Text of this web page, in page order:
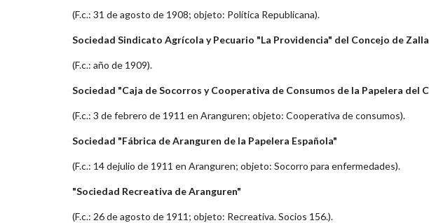
(F.c.: 31 de agosto de 1908; objeto: Política Republicana).
Sociedad Sindicato Agrícola y Pecuario "La Providencia" del Concejo de Zalla
(F.c.: año de 1909).
Sociedad "Caja de Socorros y Cooperativa de Consumos de la Papelera del
(F.c.: 3 de febrero de 1911 en Aranguren; objeto: Cooperativa de consumos).
Sociedad "Fábrica de Aranguren de la Papelera Española"
(F.c.: 14 dejulio de 1911 en Aranguren; objeto: Socorro para enfermedades).
"Sociedad Recreativa de Aranguren"
(F.c.: 26 de agosto de 1911; objeto: Recreativa. Socios 156.).